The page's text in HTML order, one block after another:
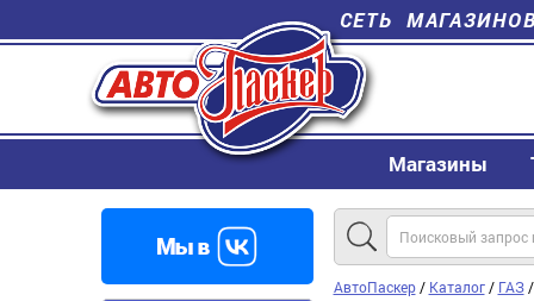
СЕТЬ
Магазины
АвтоПаскер/ Каталог/ ГАЗ